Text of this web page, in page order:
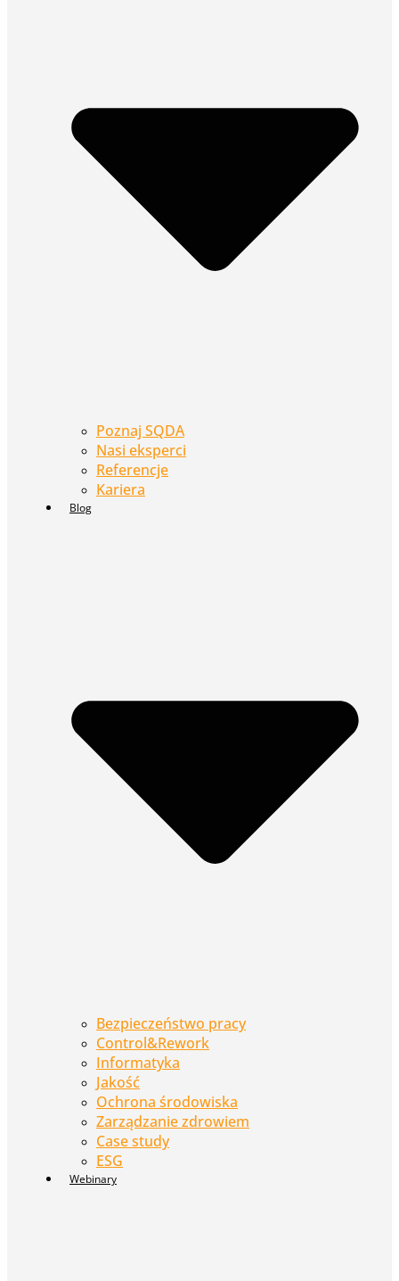
Poznaj SQDA
Nasi eksperci
Referencje
Kariera
Blog
Bezpieczeństwo pracy
Control&Rework
Informatyka
Jakość
Ochrona środowiska
Zarządzanie zdrowiem
Case study
ESG
Webinary